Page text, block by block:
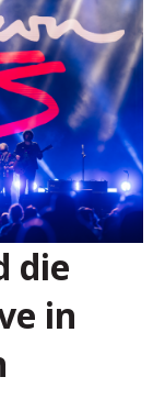
die
in